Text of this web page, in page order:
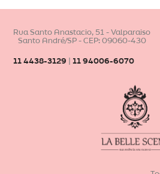
Rua Santo Anastacio, 51 - Valparaiso
Santo André/SP - CEP: 09060-430
11 4438-3129 11 94006-6070